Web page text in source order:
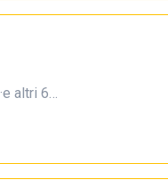
·e altri 6…